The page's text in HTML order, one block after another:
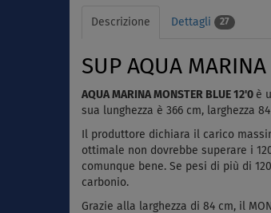
Descrizione Dettagli 27
SUP AQUA
AQUA MARINA MONSTER BLUE 12'0 è
sua lunghezza è 366 cm, larghezza
Il produttore dichiara il carico
ottimale non dovrebbe superare i
comunque bene. Se pesi di più di
carbonio.
Grazie alla larghezza di 84 cm, il